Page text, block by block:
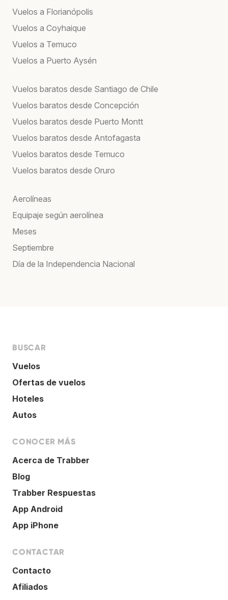
Vuelos a Florianópolis
Vuelos a Coyhaique
Vuelos a Temuco
Vuelos a Puerto Aysén
Vuelos baratos desde Santiago de Chile
Vuelos baratos desde Concepción
Vuelos baratos desde Puerto Montt
Vuelos baratos desde Antofagasta
Vuelos baratos desde Temuco
Vuelos baratos desde Oruro
Aerolíneas
Equipaje según aerolínea
Meses
Septiembre
Día de la Independencia Nacional
BUSCAR
Vuelos
Ofertas de vuelos
Hoteles
Autos
CONOCER MÁS
Acerca de Trabber
Blog
Trabber Respuestas
App Android
App iPhone
CONTACTAR
Contacto
Afiliados